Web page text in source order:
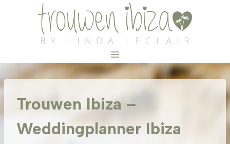
Trouwen Ibiza –
Weddingplanner Ibiza